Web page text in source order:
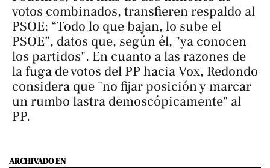
votos combinados, transfieren respaldo al
PSOE: “Todo lo que bajan, lo sube el
PSOE”, datos que, según él, "ya conocen
los partidos". En cuanto a las razones de
la fuga de votos del PP hacia Vox, Redondo
considera que "no fijar posición y marcar
un rumbo lastra demoscópicamente" al
PP.
ARCHIVADO EN